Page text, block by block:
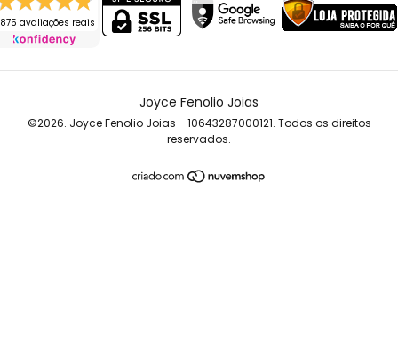
avaliações reais
Joyce Fenolio Joias
©2026. Joyce Fenolio Joias - 10643287000121. Todos os direitos
reservados.